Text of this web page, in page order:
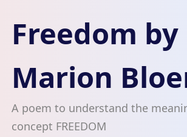
Freedom by
Marion
A poem to understand the
concept FREEDOM